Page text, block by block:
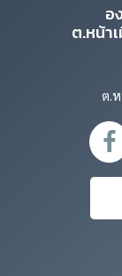
อ
ต.หน้า
ต.